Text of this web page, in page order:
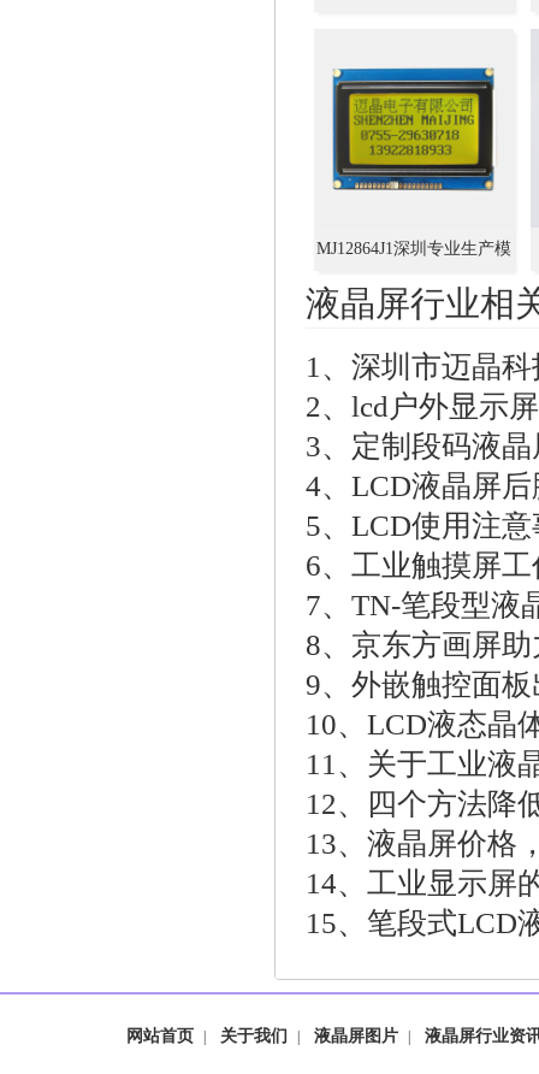
MJ12864J1深圳专业生产模
组厂,LCD加工定制+设计
液晶屏行业相
1、 深圳市迈晶
2、 lcd户外显示
3、 定制段码液
4、 LCD液晶屏
5、 LCD使用注
6、 工业触摸屏
7、 TN-笔段型液
8、 京东方画屏
9、 外嵌触控面
10、 LCD液态晶
11、 关于工业液
12、
四个方法降
13、 液晶屏价格
14、 工业显示屏
15、 笔段式LCD
网站首页 关于我们 液晶屏图片 液晶屏行业资